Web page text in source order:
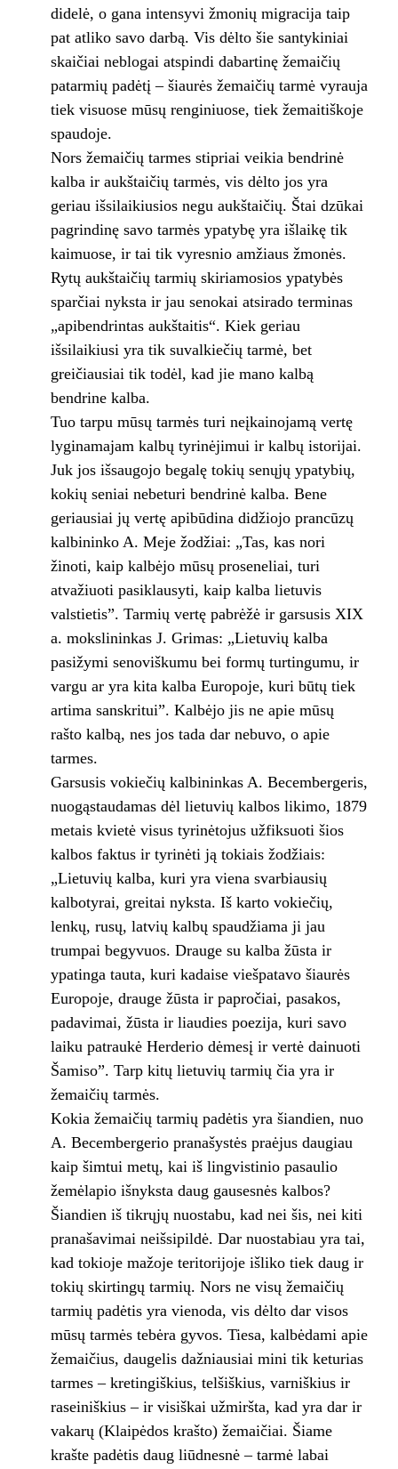
didelė, o gana intensyvi žmonių migracija taip
pat atliko savo darbą. Vis dėlto šie santykiniai
skaičiai neblogai atspindi dabartinę žemaičių
patarmių padėtį – šiaurės žemaičių tarmė vyrauja
tiek visuose mūsų renginiuose, tiek žemaitiškoje
spaudoje.
Nors žemaičių tarmes stipriai veikia bendrinė
kalba ir aukštaičių tarmės, vis dėlto jos yra
geriau išsilaikiusios negu aukštaičių. Štai dzūkai
pagrindinę savo tarmės ypatybę yra išlaikę tik
kaimuose, ir tai tik vyresnio amžiaus žmonės.
Rytų aukštaičių tarmių skiriamosios ypatybės
sparčiai nyksta ir jau senokai atsirado terminas
„apibendrintas aukštaitis“. Kiek geriau
išsilaikiusi yra tik suvalkiečių tarmė, bet
greičiausiai tik todėl, kad jie mano kalbą
bendrine kalba.
Tuo tarpu mūsų tarmės turi neįkainojamą vertę
lyginamajam kalbų tyrinėjimui ir kalbų istorijai.
Juk jos išsaugojo begalę tokių senųjų ypatybių,
kokių seniai nebeturi bendrinė kalba. Bene
geriausiai jų vertę apibūdina didžiojo prancūzų
kalbininko A. Meje žodžiai: „Tas, kas nori
žinoti, kaip kalbėjo mūsų proseneliai, turi
atvažiuoti pasiklausyti, kaip kalba lietuvis
valstietis”. Tarmių vertę pabrėžė ir garsusis XIX
a. mokslininkas J. Grimas: „Lietuvių kalba
pasižymi senoviškumu bei formų turtingumu, ir
vargu ar yra kita kalba Europoje, kuri būtų tiek
artima sanskritui”. Kalbėjo jis ne apie mūsų
rašto kalbą, nes jos tada dar nebuvo, o apie
tarmes.
Garsusis vokiečių kalbininkas A. Becembergeris,
nuogąstaudamas dėl lietuvių kalbos likimo, 1879
metais kvietė visus tyrinėtojus užfiksuoti šios
kalbos faktus ir tyrinėti ją tokiais žodžiais:
„Lietuvių kalba, kuri yra viena svarbiausių
kalbotyrai, greitai nyksta. Iš karto vokiečių,
lenkų, rusų, latvių kalbų spaudžiama ji jau
trumpai begyvuos. Drauge su kalba žūsta ir
ypatinga tauta, kuri kadaise viešpatavo šiaurės
Europoje, drauge žūsta ir papročiai, pasakos,
padavimai, žūsta ir liaudies poezija, kuri savo
laiku patraukė Herderio dėmesį ir vertė dainuoti
Šamiso”. Tarp kitų lietuvių tarmių čia yra ir
žemaičių tarmės.
Kokia žemaičių tarmių padėtis yra šiandien, nuo
A. Becembergerio pranašystės praėjus daugiau
kaip šimtui metų, kai iš lingvistinio pasaulio
žemėlapio išnyksta daug gausesnės kalbos?
Šiandien iš tikrųjų nuostabu, kad nei šis, nei kiti
pranašavimai neišsipildė. Dar nuostabiau yra tai,
kad tokioje mažoje teritorijoje išliko tiek daug ir
tokių skirtingų tarmių. Nors ne visų žemaičių
tarmių padėtis yra vienoda, vis dėlto dar visos
mūsų tarmės tebėra gyvos. Tiesa, kalbėdami apie
žemaičius, daugelis dažniausiai mini tik keturias
tarmes – kretingiškius, telšiškius, varniškius ir
raseiniškius – ir visiškai užmiršta, kad yra dar ir
vakarų (Klaipėdos krašto) žemaičiai. Šiame
krašte padėtis daug liūdnesnė – tarmė labai